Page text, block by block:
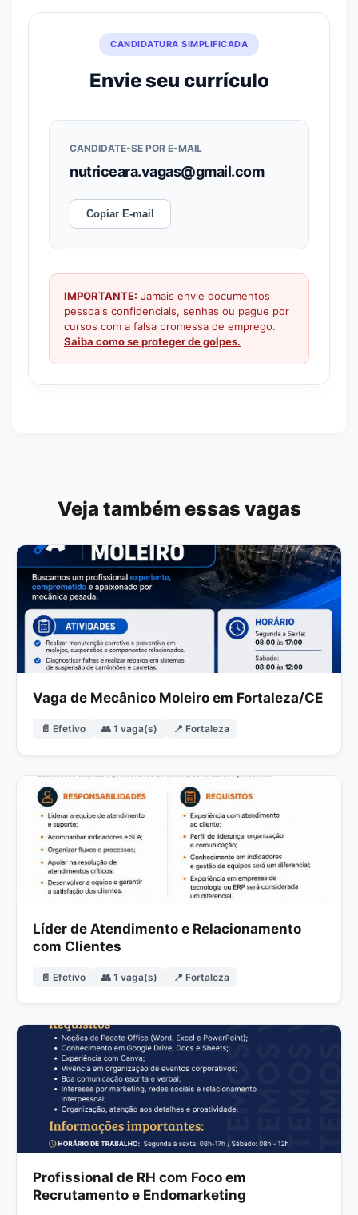
CANDIDATURA SIMPLIFICADA
Envie seu currículo
CANDIDATE-SE POR E-MAIL
nutriceara.vagas@gmail.com
Copiar E-mail
IMPORTANTE: Jamais envie documentos
pessoais confidenciais, senhas ou pague por
cursos com a falsa promessa de emprego.
Saiba como se proteger de golpes.
Veja também essas vagas
Vaga de Mecânico Moleiro em Fortaleza/CE
📄 Efetivo 👥 1 vaga(s) 📍 Fortaleza
Líder de Atendimento e Relacionamento
com Clientes
📄 Efetivo 👥 1 vaga(s) 📍 Fortaleza
Profissional de RH com Foco em
Recrutamento e Endomarketing